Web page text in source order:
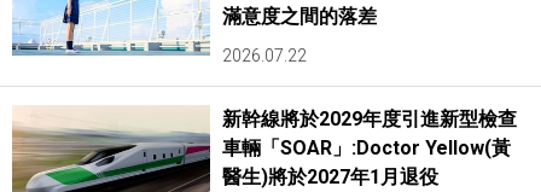
滿意度之間的落差
2026.07.22
新幹線將於2029年度引進新型檢查
車輛「SOAR」:Doctor Yellow(黃
醫生)將於2027年1月退役